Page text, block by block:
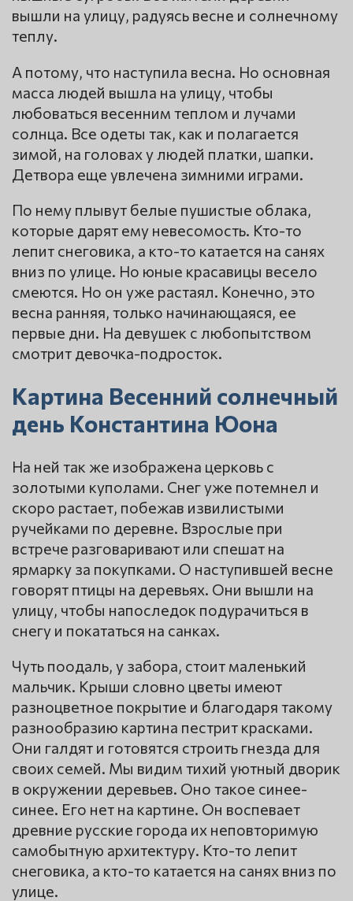
вышли на улицу, радуясь весне и солнечному
теплу.
А потому, что наступила весна. Но основная
масса людей вышла на улицу, чтобы
любоваться весенним теплом и лучами
солнца. Все одеты так, как и полагается
зимой, на головах у людей платки, шапки.
Детвора еще увлечена зимними играми.
По нему плывут белые пушистые облака,
которые дарят ему невесомость. Кто-то
лепит снеговика, а кто-то катается на санях
вниз по улице. Но юные красавицы весело
смеются. Но он уже растаял. Конечно, это
весна ранняя, только начинающаяся, ее
первые дни. На девушек с любопытством
смотрит девочка-подросток.
Картина Весенний солнечный
день Константина Юона
На ней так же изображена церковь с
золотыми куполами. Снег уже потемнел и
скоро растает, побежав извилистыми
ручейками по деревне. Взрослые при
встрече разговаривают или спешат на
ярмарку за покупками. О наступившей весне
говорят птицы на деревьях. Они вышли на
улицу, чтобы напоследок подурачиться в
снегу и покататься на санках.
Чуть поодаль, у забора, стоит маленький
мальчик. Крыши словно цветы имеют
разноцветное покрытие и благодаря такому
разнообразию картина пестрит красками.
Они галдят и готовятся строить гнезда для
своих семей. Мы видим тихий уютный дворик
в окружении деревьев. Оно такое синее-
синее. Его нет на картине. Он воспевает
древние русские города их неповторимую
самобытную архитектуру. Кто-то лепит
снеговика, а кто-то катается на санях вниз по
улице.